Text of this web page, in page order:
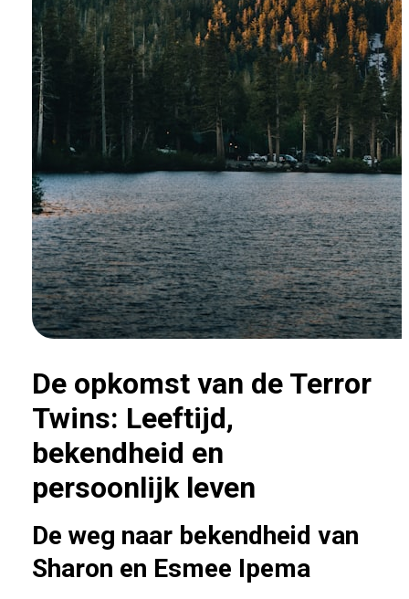
De opkomst van de Terror
Twins: Leeftijd,
bekendheid en
persoonlijk leven
De weg naar bekendheid van
Sharon en Esmee Ipema